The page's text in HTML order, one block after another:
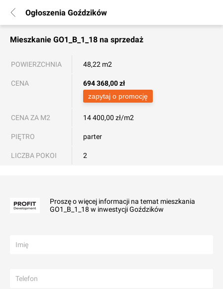
Ogłoszenia Goździków
Mieszkanie GO1_B_1_18 na sprzedaż
POWIERZCHNIA 48,22 m2
CENA 694 368,00zł
zapytaj o promocję
CENA ZA M2 14 400,00 zł/m2
PIĘTRO parter
LICZBA POKOI 2
Proszę o więcej informacji na temat mieszkania
GO1_B_1_18 w inwestycji Goździków